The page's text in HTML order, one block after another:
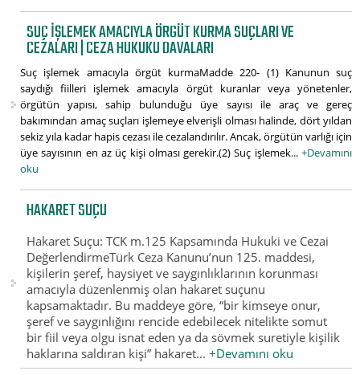
SUÇ IŞLEMEK AMACIYLA ÖRGÜT KURMA SUÇLARI VE
CEZALARI | CEZA HUKUKU DAVALARI
Suç işlemek amacıyla örgüt kurmaMadde 220- (1) Kanunun suç
saydığı fiilleri işlemek amacıyla örgüt kuranlar veya yönetenler,
örgütün yapısı, sahip bulunduğu üye sayısı ile araç ve gereç
bakımından amaç suçları işlemeye elverişli olması halinde, dört yıldan
sekiz yıla kadar hapis cezası ile cezalandırılır. Ancak, örgütün varlığı için
üye sayısının en az üç kişi olması gerekir.(2) Suç işlemek... +Devamını
oku
HAKARET SUÇU
Hakaret Suçu: TCK m.125 Kapsamında Hukuki ve Cezai
DeğerlendirmeTürk Ceza Kanunu’nun 125. maddesi,
kişilerin şeref, haysiyet ve saygınlıklarının korunması
amacıyla düzenlenmiş olan hakaret suçunu
kapsamaktadır. Bu maddeye göre, “bir kimseye onur,
şeref ve saygınlığını rencide edebilecek nitelikte somut
bir fiil veya olgu isnat eden ya da sövmek suretiyle kişilik
haklarına saldıran kişi” hakaret...+Devamını oku